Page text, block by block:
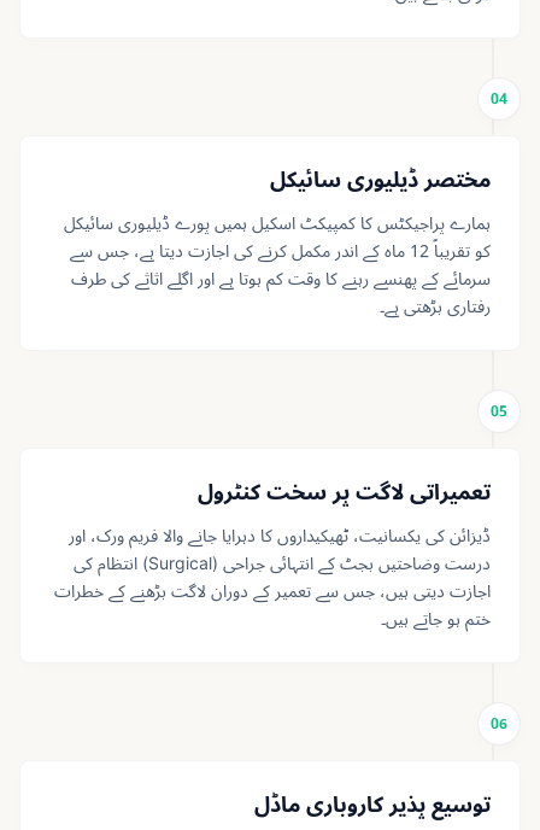
04
مختصر ڈیلیوری سائیکل
ہمارے پراجیکٹس کا کمپیکٹ اسکیل ہمیں پورے ڈیلیوری سائیکل
کو تقریباً 12 ماہ کے اندر مکمل کرنے کی اجازت دیتا ہے، جس سے
سرمائے کے پھنسے رہنے کا وقت کم ہوتا ہے اور اگلے اثاثے کی طرف
رفتاری بڑھتی ہے۔
05
تعمیراتی لاگت پر سخت کنٹرول
ڈیزائن کی یکسانیت، ٹھیکیداروں کا دہرایا جانے والا فریم ورک، اور
درست وضاحتیں بجٹ کے انتہائی جراحی (Surgical) انتظام کی
اجازت دیتی ہیں، جس سے تعمیر کے دوران لاگت بڑھنے کے خطرات
ختم ہو جاتے ہیں۔
06
توسیع پذیر کاروباری ماڈل